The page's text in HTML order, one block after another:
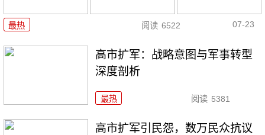
最热 阅读 6522 07-23
高市扩军：战略意图与军事转型
深度剖析
最热 阅读 5381
高市扩军引民怨，数万民众抗议